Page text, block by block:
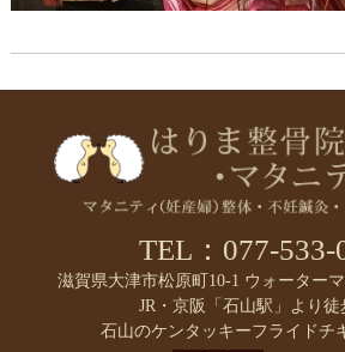
TEL：077-533-
滋賀県大津市松原町10-1 ウォーターマ
JR・京阪「石山駅」より徒
石山のケンタッキーフライドチ